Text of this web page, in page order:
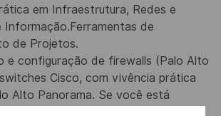
em Infraestrutura, Redes e
Informação.Ferramentas de
de Projetos.
e configuração de firewalls (Palo Alto
Cisco, com vivência prática
Alto Panorama. Se você está